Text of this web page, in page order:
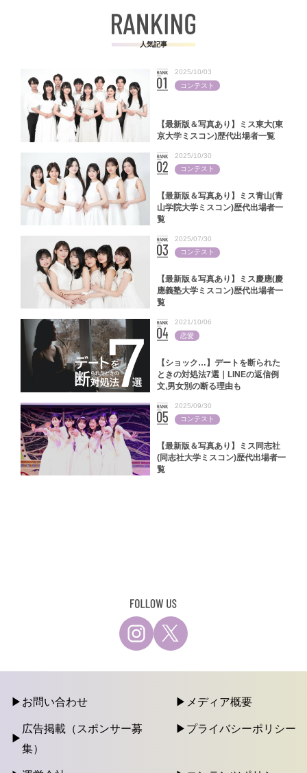
人気記事
【最新版＆写真あり】ミス東大(東
京大学ミスコン)歴代出場者一覧
2025/10/03
コンテスト
【最新版＆写真あり】ミス青山(青
山学院大学ミスコン)歴代出場者一
覧
2025/10/30
コンテスト
【最新版＆写真あり】ミス慶應(慶
應義塾大学ミスコン)歴代出場者一
覧
2025/07/30
コンテスト
【ショック…】デートを断られた
ときの対処法7選｜LINEの返信例
文,男女別の断る理由も
2021/10/06
恋愛
【最新版＆写真あり】ミス同志社
(同志社大学ミスコン)歴代出場者一
覧
2025/09/30
コンテスト
お問い合わせ メディア概要
広告掲載（スポンサー募
集）
プライバシーポリシー